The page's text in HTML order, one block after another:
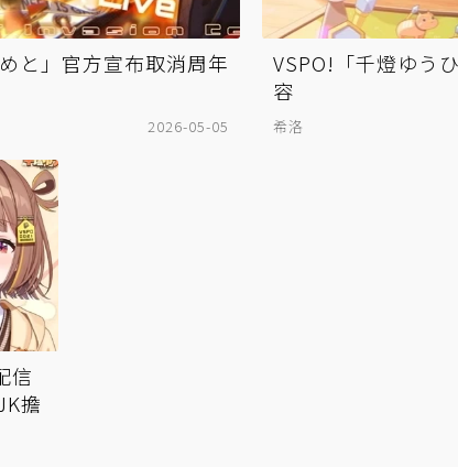
と」官方宣布取消周年
2026-05-05
VSPO!「千燈ゆう
容
希洛
信
擔